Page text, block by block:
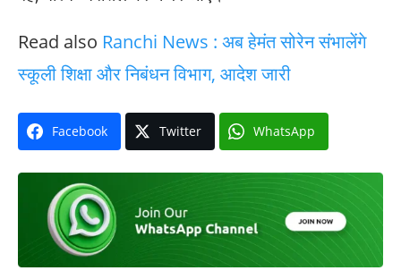
Read also Ranchi News : अब हेमंत सोरेन संभालेंगे
स्कूली शिक्षा और निबंधन विभाग, आदेश जारी
Facebook Twitter WhatsApp